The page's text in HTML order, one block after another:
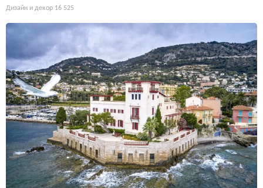
Дизайн и декор 16 525